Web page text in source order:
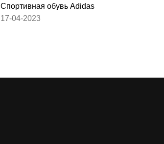
Спортивная обувь Adidas
17-04-2023